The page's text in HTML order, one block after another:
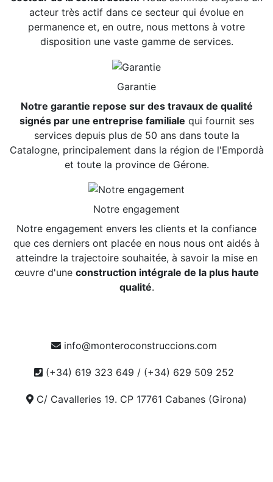
acteur très actif dans ce secteur qui évolue en
permanence et, en outre, nous mettons à votre
disposition une vaste gamme de services.
Garantie
Notre garantie repose sur des travaux de qualité
signés par une entreprise familiale qui fournit ses
services depuis plus de 50 ans dans toute la
Catalogne, principalement dans la région de l'Empordà
et toute la province de Gérone.
Notre engagement
Notre engagement envers les clients et la confiance
que ces derniers ont placée en nous nous ont aidés à
atteindre la trajectoire souhaitée, à savoir la mise en
œuvre d'une construction intégrale de la plus haute
qualité.
info@monteroconstruccions.com
(+34) 619 323 649 / (+34) 629 509 252
C/ Cavalleries 19. CP 17761 Cabanes (Girona)